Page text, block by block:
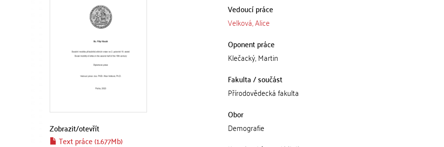
Zobrazit/otevřít
Text práce (1.677Mb)
Vedoucí práce
Velková, Alice
Oponent práce
Klečacký, Martin
Fakulta / součást
Přírodovědecká fakulta
Obor
Demografie